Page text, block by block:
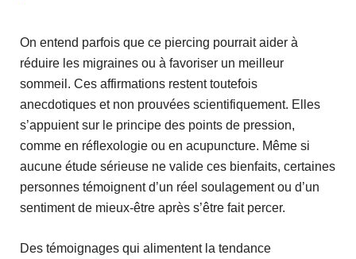
On entend parfois que ce piercing pourrait aider à
réduire les migraines ou à favoriser un meilleur
sommeil. Ces affirmations restent toutefois
anecdotiques et non prouvées scientifiquement. Elles
s’appuient sur le principe des points de pression,
comme en réflexologie ou en acupuncture. Même si
aucune étude sérieuse ne valide ces bienfaits, certaines
personnes témoignent d’un réel soulagement ou d’un
sentiment de mieux-être après s’être fait percer.
Des témoignages qui alimentent la tendance